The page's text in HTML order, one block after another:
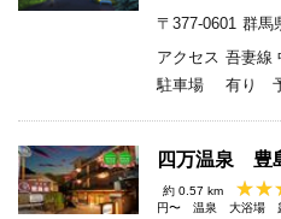
〒377-0601 群馬
アクセス 吾妻線
駐車場
有り
四万温泉 豊
約 0.57 km
円〜
温泉 大浴場